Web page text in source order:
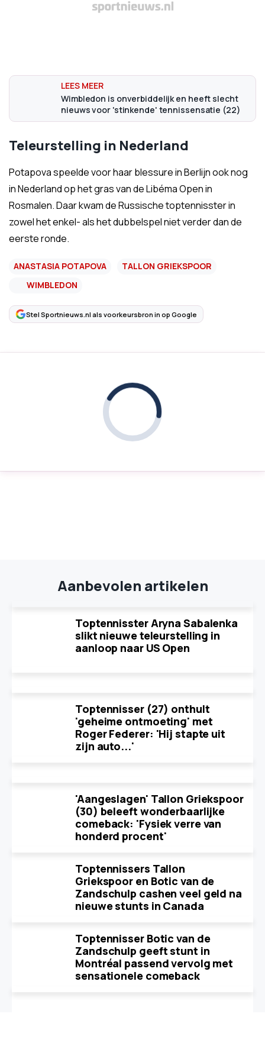
Wimbledon is onverbiddelijk en heeft slecht
nieuws voor 'stinkende' tennissensatie (22)
Teleurstelling in Nederland
Potapova speelde voor haar blessure in Berlijn ook nog
in Nederland op het gras van de Libéma Open in
Rosmalen. Daar kwam de Russische toptennisster in
zowel het enkel- als het dubbelspel niet verder dan de
eerste ronde.
ANASTASIA POTAPOVA
TALLON GRIEKSPOOR
WIMBLEDON
Stel Sportnieuws.nl als voorkeursbron in op Google
Aanbevolen artikelen
Toptennisster Aryna Sabalenka
slikt nieuwe teleurstelling in
aanloop naar US Open
Toptennisser (27) onthult
'geheime ontmoeting' met
Roger Federer: 'Hij stapte uit
zijn auto...'
'Aangeslagen' Tallon Griekspoor
(30) beleeft wonderbaarlijke
comeback: 'Fysiek verre van
honderd procent'
Toptennissers Tallon
Griekspoor en Botic van de
Zandschulp cashen veel geld na
nieuwe stunts in Canada
Toptennisser Botic van de
Zandschulp geeft stunt in
Montréal passend vervolg met
sensationele comeback